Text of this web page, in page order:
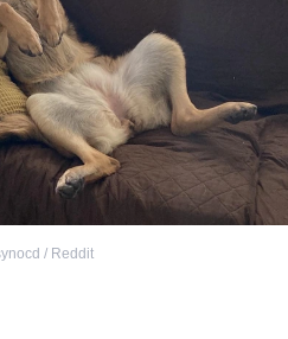
/ Reddit